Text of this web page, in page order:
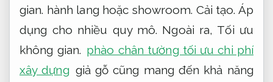
gian. hành lang hoặc showroom. Cải tạo. Áp
dụng cho nhiều quy mô. Ngoài ra, Tối ưu
không gian. phào chân tường tối ưu chi phí
xây dựng giả gỗ cũng mang đến khả năng